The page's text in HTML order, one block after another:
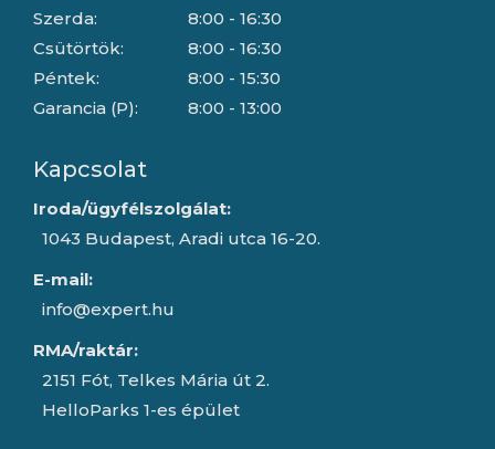
Szerda:
Csütörtök:
Péntek:
Garancia (P):
8:00 - 16:30
8:00 - 16:30
8:00 - 15:30
8:00 - 13:00
Kapcsolat
Iroda/ügyfélszolgálat:
1043 Budapest, Aradi utca 16-20.
E-mail:
info@expert.hu
RMA/raktár:
2151 Fót, Telkes Mária út 2.
HelloParks 1-es épület